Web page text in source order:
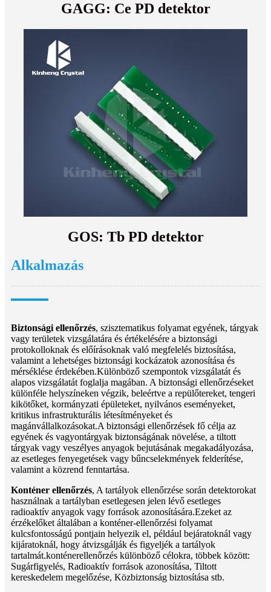
GAGG: Ce PD detektor
GOS: Tb ​​PD detektor
Alkalmazás
Biztonsági ellenőrzés, szisztematikus folyamat egyének, tárgyak
vagy területek vizsgálatára és értékelésére a biztonsági
protokolloknak és előírásoknak való megfelelés biztosítása,
valamint a lehetséges biztonsági kockázatok azonosítása és
mérséklése érdekében.Különböző szempontok vizsgálatát és
alapos vizsgálatát foglalja magában. A biztonsági ellenőrzéseket
különféle helyszíneken végzik, beleértve a repülőtereket, tengeri
kikötőket, kormányzati épületeket, nyilvános eseményeket,
kritikus infrastrukturális létesítményeket és
magánvállalkozásokat.A biztonsági ellenőrzések fő célja az
egyének és vagyontárgyak biztonságának növelése, a tiltott
tárgyak vagy veszélyes anyagok bejutásának megakadályozása,
az esetleges fenyegetések vagy bűncselekmények felderítése,
valamint a közrend fenntartása.
Konténer ellenőrzés, A tartályok ellenőrzése során detektorokat
használnak a tartályban esetlegesen jelen lévő esetleges
radioaktív anyagok vagy források azonosítására.Ezeket az
érzékelőket általában a konténer-ellenőrzési folyamat
kulcsfontosságú pontjain helyezik el, például bejáratoknál vagy
kijáratoknál, hogy átvizsgálják és figyeljék a tartályok
tartalmát.konténerellenőrzés különböző célokra, többek között:
Sugárfigyelés, Radioaktív források azonosítása, Tiltott
kereskedelem megelőzése, Közbiztonság biztosítása stb.